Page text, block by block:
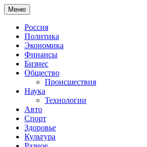
Меню
Россия
Политика
Экономика
Финансы
Бизнес
Общество
Происшествия
Наука
Технологии
Авто
Спорт
Здоровье
Культура